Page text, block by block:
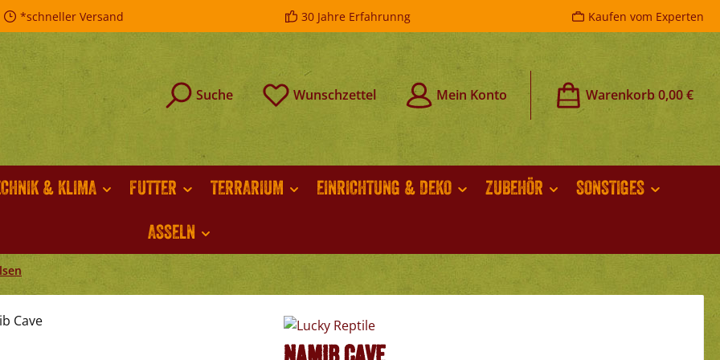
*schneller Versand 30 Jahre Erfahrunng Kaufen vom Experten
Suche Wunschzettel Mein Konto Warenkorb0,00 €
& KLIMA FUTTER TERRARIUM EINRICHTUNG & DEKO ZUBEHÖR
SONSTIGES
ASSELN